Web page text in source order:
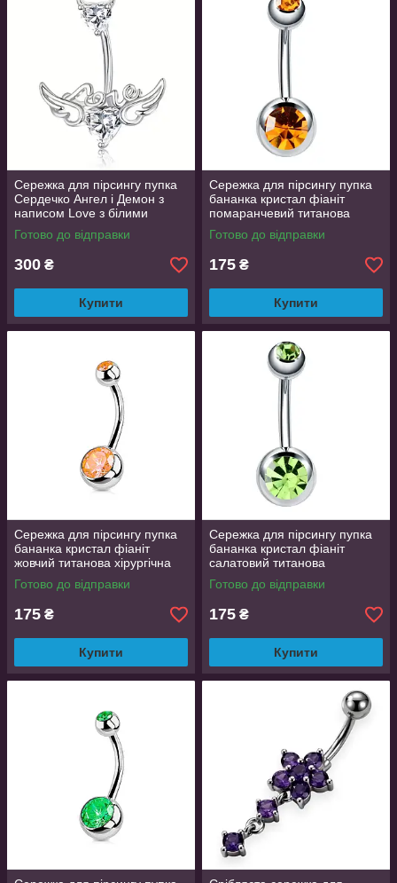
Сережка для пірсингу пупка
Сердечко Ангел і Демон з
написом Love з білими
синтетичними цирконіями 2.8
см
Готово до відправки
300 ₴
Купити
Сережка для пірсингу пупка
бананка кристал фіаніт
помаранчевий титанова
хірургічна сталь Liresmina
Jewelry
Готово до відправки
175 ₴
Купити
Сережка для пірсингу пупка
бананка кристал фіаніт
жовчий титанова хірургічна
сталь Liresmina Jewelry
Готово до відправки
175 ₴
Купити
Сережка для пірсингу пупка
бананка кристал фіаніт
салатовий титанова
хірургічна сталь Liresmina
Jewelry
Готово до відправки
175 ₴
Купити